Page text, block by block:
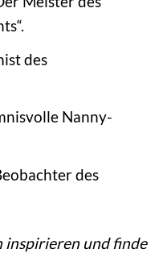
des
Nanny-
des
inspirieren und finde